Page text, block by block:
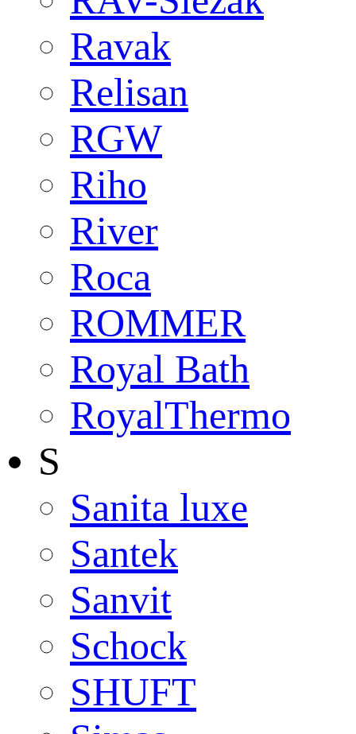
Ravak
Relisan
RGW
Riho
River
Roca
ROMMER
Royal Bath
RoyalThermo
S
Sanita luxe
Santek
Sanvit
Schock
SHUFT